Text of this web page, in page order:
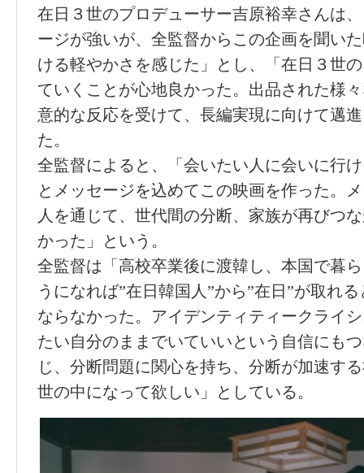
在日３世のプロデューサー吉原裕幸さんは
ージが強いが、全監督からこの企画を聞い
ける軽やかさを感じた」とし、「在日３世
ていくことが心地良かった。出品された様
意的な反応を受けて、長編実現に向けて邁
た。
全監督によると、「会いたい人に会いに行
とメッセージを込めてこの映画を作った。
人を通じて、世代間の分断、家族が再びつ
かった」という。
全監督は「高校卒業後に渡韓し、本国で暮
うになれば”在日韓国人”から”在日”が取れ
ならなかった。アイデンティティークライ
たい自分のままでいていいという自信にも
じ、分断問題に関心を持ち、分断が加速す
世の中になって欲しい」としている。